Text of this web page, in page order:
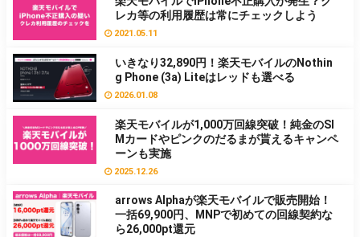
レカ等の利用履歴は常にチェックしよう
2021.05.11
いきなり32,890円！楽天モバイルのNothin
g Phone (3a) Liteはレッドも選べる
2026.01.08
楽天モバイルが1,000万回線突破！純金のSI
Mカードやピンクのだるまが貰えるキャンペ
ーンも実施
2025.12.26
arrows Alphaが楽天モバイルで販売開始！
一括69,900円、MNPで初めての回線契約な
ら26,000pt還元